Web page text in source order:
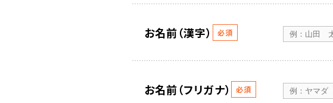
お名前（漢字） 必須
お名前（フリガナ） 必須